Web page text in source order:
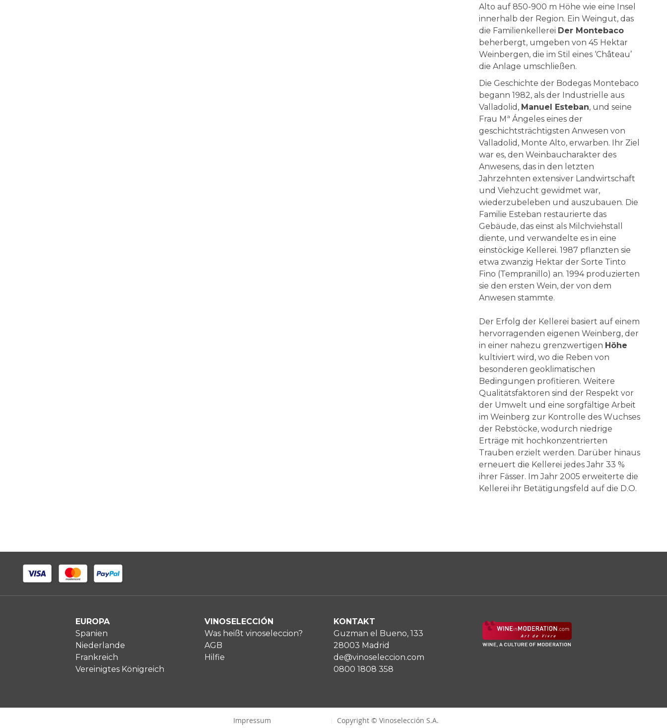
Alto auf 850-900 m Höhe wie eine Insel
innerhalb der Region. Ein Weingut, das
die Familienkellerei Der Montebaco
beherbergt, umgeben von 45 Hektar
Weinbergen, die im Stil eines ‘Château’
die Anlage umschließen.
Die Geschichte der Bodegas Montebaco
begann 1982, als der Industrielle aus
Valladolid, Manuel Esteban, und seine
Frau Mª Ángeles eines der
geschichtsträchtigsten Anwesen von
Valladolid, Monte Alto, erwarben. Ihr Ziel
war es, den Weinbaucharakter des
Anwesens, das in den letzten
Jahrzehnten extensiver Landwirtschaft
und Viehzucht gewidmet war,
wiederzubeleben und auszubauen. Die
Familie Esteban restaurierte das
Gebäude, das einst als Milchviehstall
diente, und verwandelte es in eine
einstöckige Kellerei. 1987 pflanzten sie
etwa zwanzig Hektar der Sorte Tinto
Fino (Tempranillo) an. 1994 produzierten
sie den ersten Wein, der von dem
Anwesen stammte.
Der Erfolg der Kellerei basiert auf einem
hervorragenden eigenen Weinberg, der
in einer nahezu grenzwertigen Höhe
kultiviert wird, wo die Reben von
besonderen geoklimatischen
Bedingungen profitieren. Weitere
Qualitätsfaktoren sind der Respekt vor
der Umwelt und eine sorgfältige Arbeit
im Weinberg zur Kontrolle des Wuchses
der Rebstöcke, wodurch niedrige
Erträge mit hochkonzentrierten
Trauben erzielt werden. Darüber hinaus
erneuert die Kellerei jedes Jahr 33 %
ihrer Fässer. Im Jahr 2005 erweiterte die
Kellerei ihr Betätigungsfeld auf die D.O.
EUROPA
Spanien
Niederlande
Frankreich
Vereinigtes Königreich
VINOSELECCIÓN
Was heißt vinoseleccion?
AGB
Hilfie
KONTAKT
Guzman el Bueno, 133
28003 Madrid
de@vinoseleccion.com
0800 1808 358
Impressum Copyright © Vinoselección S.A.